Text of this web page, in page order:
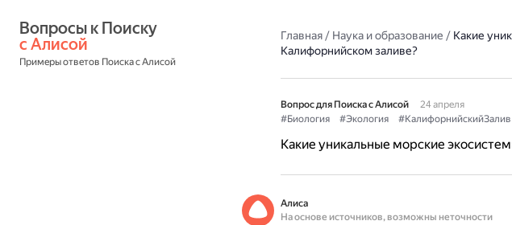
с Алисой
Примеры ответов Поиска с Алисой
Главная/ Наука и образование / Какие
Калифорнийском заливе?
Вопрос для Поиска с Алисой
24 апреля
#Биология
#Экология #КалифорнийскийЗалив
Какие уникальные морские
Алиса
На основе источников, возможны неточности